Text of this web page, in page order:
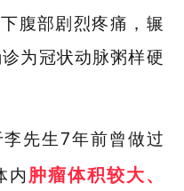
腹部剧烈疼痛，辗
为冠状动脉粥样硬
先生7年前曾做过
内肿瘤体积较大、